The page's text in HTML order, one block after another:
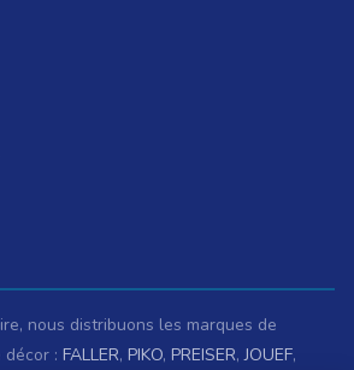
nous distribuons les marques de
: FALLER, PIKO, PREISER,JOUEF,